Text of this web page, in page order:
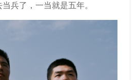
兵了，一当就是五年。